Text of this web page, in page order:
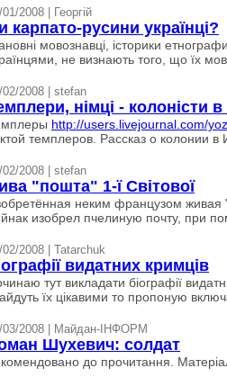
2008 | Георгій
карпато-русини українці?
мовознавці, історики
нe визнають того, що їх
02/2008 | stefan
німці - колоністи в
http://users.livejournal.com/
темплеров. Рассказ о колонии
02/2008 | stefan
"пошта" 1-ї Світової
неким французом живая
изобрел пчелиную почту, при
02/2008 | Tatarchuk
видатних кримців
тут викладати біографії
їх цікавими то пропоную
03/2008 | Майдан-ІНФОРМ
Шухевич: солдат
до прочитання.